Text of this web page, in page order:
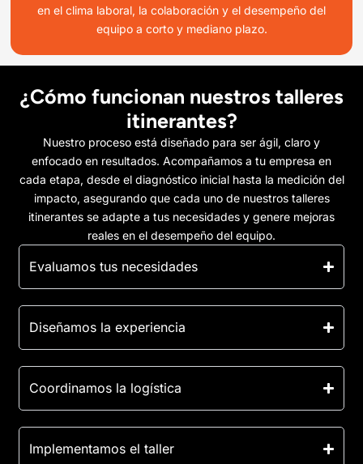
en el clima laboral, la colaboración y el desempeño del
equipo a corto y mediano plazo.
¿Cómo funcionan nuestros talleres
itinerantes?
Nuestro proceso está diseñado para ser ágil, claro y
enfocado en resultados. Acompañamos a tu empresa en
cada etapa, desde el diagnóstico inicial hasta la medición del
impacto, asegurando que cada uno de nuestros talleres
itinerantes se adapte a tus necesidades y genere mejoras
reales en el desempeño del equipo.
Evaluamos tus necesidades
Diseñamos la experiencia
Coordinamos la logística
Implementamos el taller